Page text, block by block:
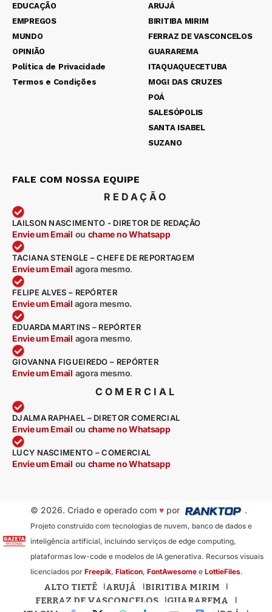
EDUCAÇÃO
EMPREGOS
MUNDO
OPINIÃO
Política de Privacidade
Termos e Condições
ARUJÁ
BIRITIBA MIRIM
FERRAZ DE VASCONCELOS
GUARAREMA
ITAQUAQUECETUBA
MOGI DAS CRUZES
POÁ
SALESÓPOLIS
SANTA ISABEL
SUZANO
FALE COM NOSSA EQUIPE
REDAÇÃO
LAILSON NASCIMENTO - DIRETOR DE REDAÇÃO
Envie um Email ou chame no Whatsapp
TACIANA STENGLE – CHEFE DE REPORTAGEM
Envie um Email agora mesmo.
FELIPE ALVES – REPÓRTER
Envie um Email agora mesmo.
EDUARDA MARTINS – REPÓRTER
Envie um Email agora mesmo.
GIOVANNA FIGUEIREDO – REPÓRTER
Envie um Email agora mesmo.
COMERCIAL
DJALMA RAPHAEL – DIRETOR COMERCIAL
Envie um Email ou chame no Whatsapp
LUCY NASCIMENTO – COMERCIAL
Envie um Email ou chame no Whatsapp
© 2026. Criado e operado com ♥por .
Projeto construído com tecnologias de nuvem, banco de dados e
inteligência artificial, incluindo serviços de edge computing,
plataformas low-code e modelos de IA generativa. Recursos visuais
licenciados por Freepik, Flaticon, FontAwesomee LottieFiles.
ALTO TIETÊ ARUJÁ
BIRITIBA MIRIM
FERRAZ DE VASCONCELOS
GUARAREMA